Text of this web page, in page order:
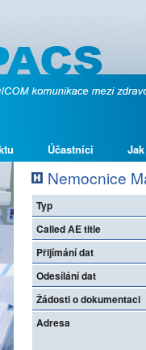
Účastníci
Nemocnice
Typ
Called AE title
Přijímání dat
Odesílání dat
Žádosti o dokumentaci
Adresa